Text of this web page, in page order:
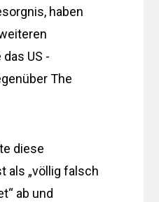
haben
US -
The
diese
als „völlig falsch
ab und